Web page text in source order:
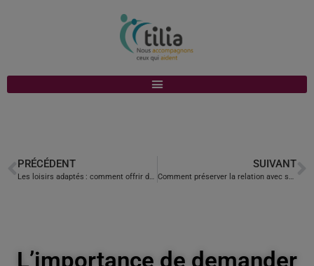
PRÉCÉDENT
Les loisirs adaptés : comment offrir des moments de plaisir et d’évasion ? Comment gérer les déplacements et les voyages avec un proche malade ou handicapé ?
SUIVANT
Comment préserver la relation avec son proche malgré la dépendance et gérer la relation d’aide sans frustration ? Comprendre et gérer les changements de comportement de son proche.
L’importance de demander